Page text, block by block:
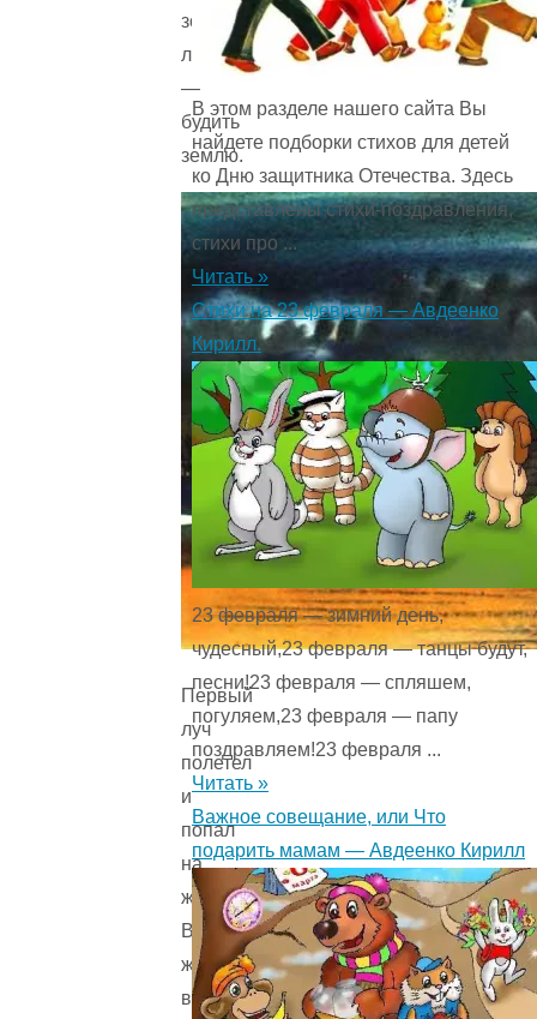
золотые
лучи
—
будить
землю.
Первый
луч
полетел
и
попал
на
жаворонка.
Встрепенулся
жаворонок,
выпорхнул
В этом разделе нашего сайта Вы
найдете подборки стихов для детей
ко Дню защитника Отечества. Здесь
представлены стихи-поздравления,
стихи про ...
Читать »
Стихи на 23 февраля — Авдеенко
Кирилл.
23 февраля — зимний день,
чудесный,23 февраля — танцы будут,
песни!23 февраля — спляшем,
погуляем,23 февраля — папу
поздравляем!23 февраля ...
Читать »
Важное совещание, или Что
подарить мамам — Авдеенко Кирилл